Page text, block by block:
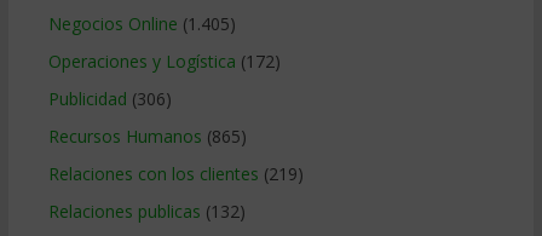
Negocios Online (1.405)
Operaciones y Logística (172)
Publicidad (306)
Recursos Humanos (865)
Relaciones con los clientes (219)
Relaciones publicas (132)